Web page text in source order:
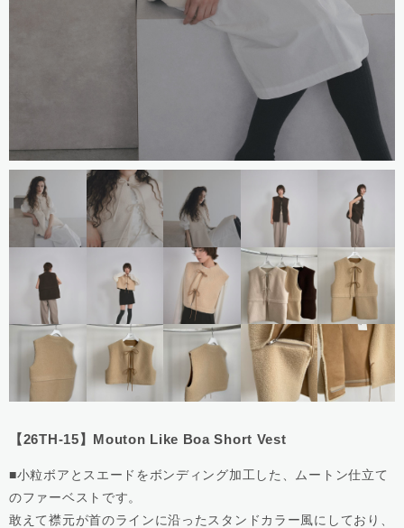
【26TH-15】Mouton Like Boa Short Vest
■小粒ボアとスエードをボンディング加工した、ムートン仕立て
のファーベストです。
敢えて襟元が首のラインに沿ったスタンドカラー風にしており、